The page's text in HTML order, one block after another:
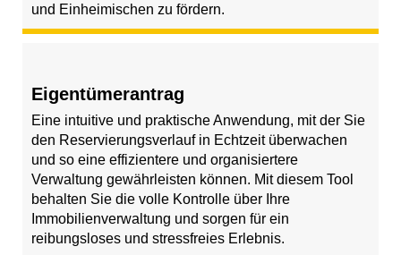
und Einheimischen zu fördern.
Eigentümerantrag
Eine intuitive und praktische Anwendung, mit der Sie
den Reservierungsverlauf in Echtzeit überwachen
und so eine effizientere und organisiertere
Verwaltung gewährleisten können. Mit diesem Tool
behalten Sie die volle Kontrolle über Ihre
Immobilienverwaltung und sorgen für ein
reibungsloses und stressfreies Erlebnis.